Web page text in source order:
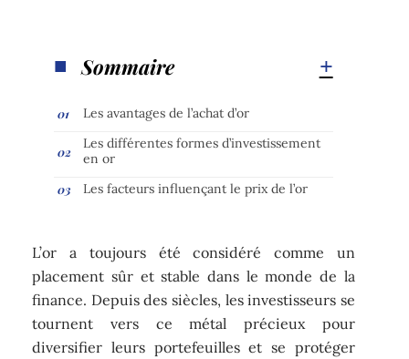
Sommaire
Les avantages de l’achat d’or
Les différentes formes d’investissement
en or
Les facteurs influençant le prix de l’or
L’or a toujours été considéré comme un
placement sûr et stable dans le monde de la
finance. Depuis des siècles, les investisseurs se
tournent vers ce métal précieux pour
diversifier leurs portefeuilles et se protéger